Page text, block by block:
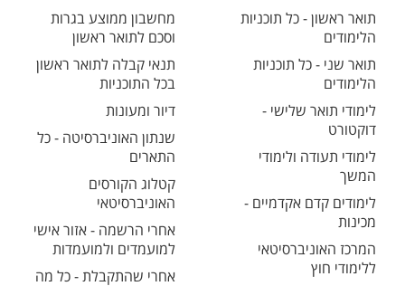
תואר ראשון - כל תוכניות
הלימודים
תואר שני - כל תוכניות
הלימודים
לימודי תואר שלישי -
דוקטורט
לימודי תעודה ולימודי
המשך
לימודים קדם אקדמיים -
מכינות
המרכז האוניברסיטאי
ללימודי חוץ
מחשבון ממוצע בגרות
וסכם לתואר ראשון
תנאי קבלה לתואר ראשון
בכל התוכניות
דיור ומעונות
שנתון האוניברסיטה - כל
התארים
קטלוג הקורסים
האוניברסיטאי
אחרי הרשמה - אזור אישי
למועמדים ולמועמדות
אחרי שהתקבלת - כל מה